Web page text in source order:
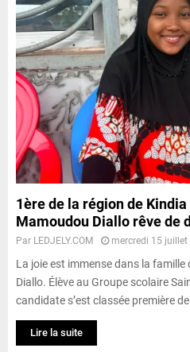
1ère de la région de
Mamoudou Diallo rêve de
Par LEDJELY.COM mercredi 15 juillet
La joie est immense dans la
Diallo. Élève au Groupe scolaire
candidate s’est classée première
Lire la suite